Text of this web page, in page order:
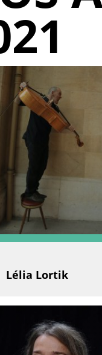
Lélia Lortik